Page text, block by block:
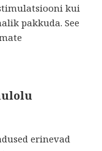
kui
pakkuda. See
erinevad